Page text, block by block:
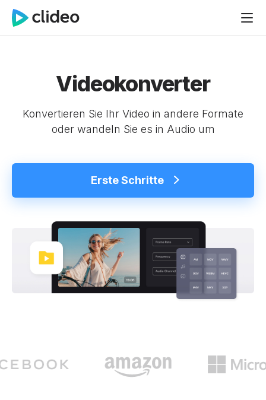
Videokonverter
Konvertieren Sie Ihr Video in andere Formate
oder wandeln Sie es in Audio um
Erste Schritte